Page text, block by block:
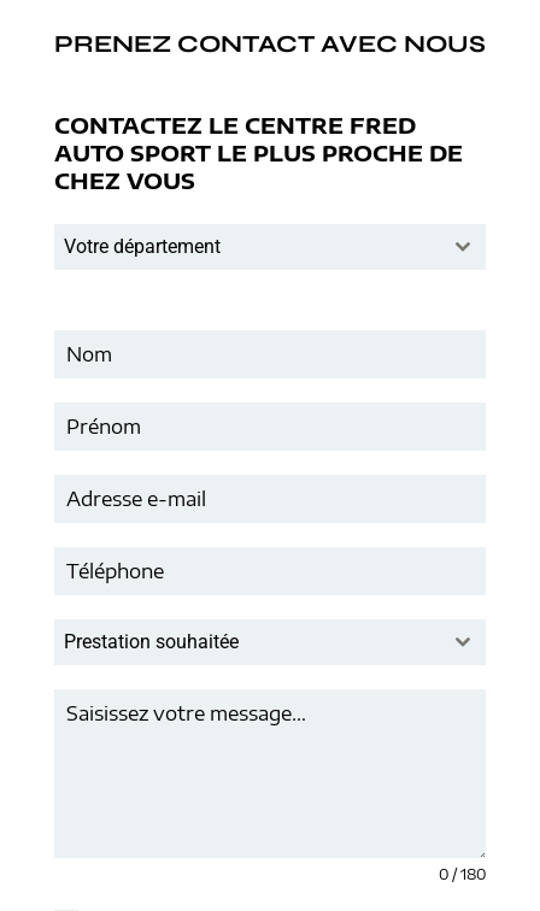
PRENEZ CONTACT AVEC NOUS
CONTACTEZ LE CENTRE FRED
AUTO SPORT LE PLUS PROCHE DE
CHEZ VOUS
Votre département
Prestation souhaitée
0 / 180